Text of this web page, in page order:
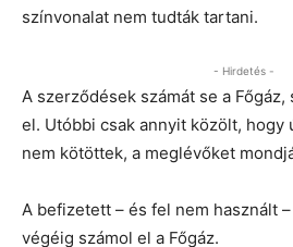
színvonalat nem tudták tartani.
- Hirdetés -
A szerződések számát se a Főgáz,
el. Utóbbi csak annyit közölt, hogy
nem kötöttek, a meglévőket
A befizetett – és fel nem használt
végéig számol el a Főgáz.